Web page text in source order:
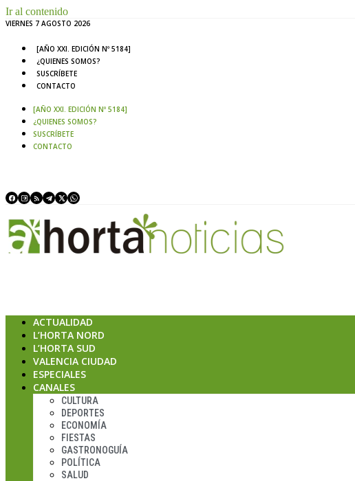
Ir al contenido
VIERNES 7 AGOSTO 2026
[AÑO XXI. EDICIÓN Nº 5184]
¿QUIENES SOMOS?
SUSCRÍBETE
CONTACTO
[AÑO XXI. EDICIÓN Nº 5184]
¿QUIENES SOMOS?
SUSCRÍBETE
CONTACTO
ACTUALIDAD
L’HORTA NORD
L’HORTA SUD
VALENCIA CIUDAD
ESPECIALES
CANALES
CULTURA
DEPORTES
ECONOMÍA
FIESTAS
GASTRONOGUÍA
POLÍTICA
SALUD